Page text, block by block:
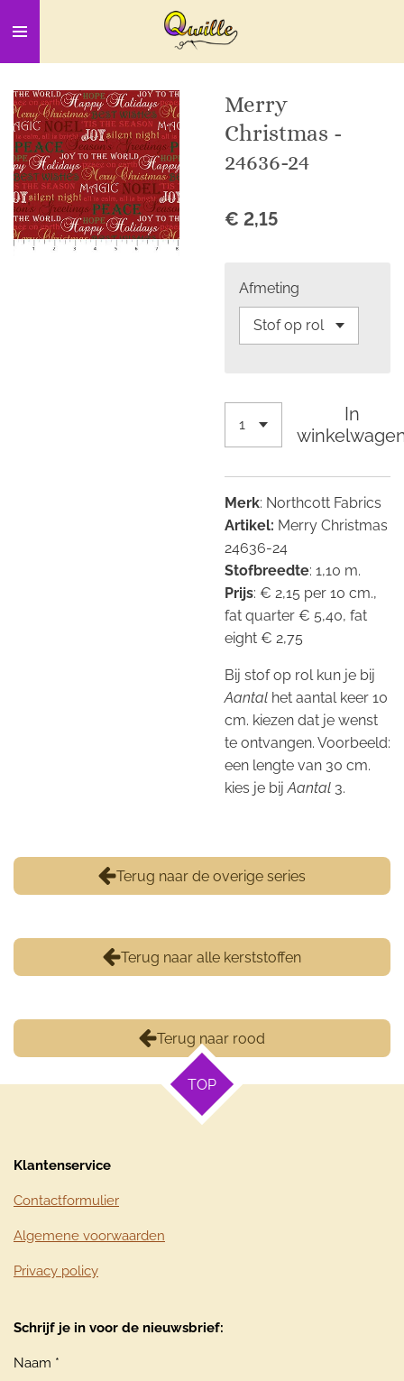
direct
naar
de
hoofdinhoud
Merry
Christmas -
24636-24
€ 2,15
Afmeting
In
Merk: Northcott Fabrics
Artikel: Merry Christmas
24636-24
Stofbreedte: 1,10 m.
Prijs: € 2,15 per 10 cm.,
fat quarter € 5,40, fat
eight € 2,75
Bij stof op rol kun je bij
Aantal het aantal keer 10
cm. kiezen dat je wenst
te ontvangen. Voorbeeld:
een lengte van 30 cm.
kies je bijAantal 3.
Terug naar de overige series
Terug naar alle kerststoffen
Terug naar rood
TOP
Klantenservice
Contactformulier
Algemene voorwaarden
Privacy policy
Schrijf je in voor de nieuwsbrief:
Naam *